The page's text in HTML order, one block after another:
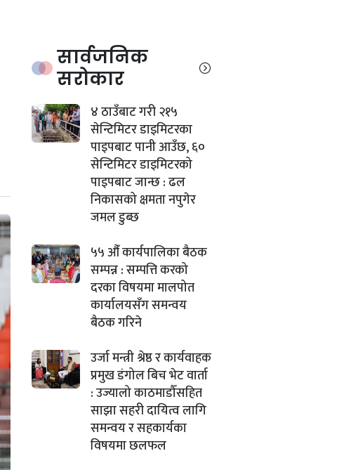
सार्वजनिक
सरोकार
४ ठाउँबाट गरी २१५
सेन्टिमिटर डाइमिटरका
पाइपबाट पानी आउँछ, ६०
सेन्टिमिटर डाइमिटरको
पाइपबाट जान्छ : ढल
निकासको क्षमता नपुगेर
जमल डुब्छ
५५ औँ कार्यपालिका बैठक
सम्पन्न : सम्पत्ति करको
दरका विषयमा मालपोत
कार्यालयसँग समन्वय
बैठक गरिने
उर्जा मन्त्री श्रेष्ठ र कार्यवाहक
प्रमुख डंगोल बिच भेट वार्ता
: उज्यालो काठमाडौँसहित
साझा सहरी दायित्व लागि
समन्वय र सहकार्यका
विषयमा छलफल